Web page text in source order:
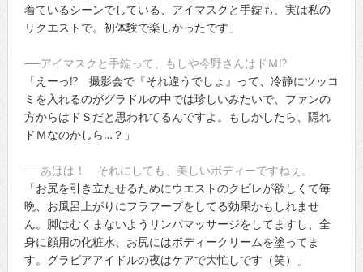
着ているシーンでしている、アイマスクと手錠も、実は私の
リクエストで。初体験で楽しかったです」
──アイマスクと手錠って、もしや今野さんはドＭ!?
「えーっ!? 撮影会で『それ違うでしょ』って、冷静にツッコ
ミを入れるのがグラドルの中では珍しいみたいで、ファンの
方からはドＳだと思われてるんですよ。もしかしたら、隠れ
ドＭなのかしら…？」
──あはは！ それにしても、美しいボディーですねぇ。
「お尻を引き立たせるためにウエストのクビレが欲しくて毎
晩、お風呂上がりにフラフープをしてる効果かもしれませ
ん。脚はむくまないようリンパマッサージをしてますし、全
身に顔用の化粧水、お尻にはボディークリームを塗ってま
す。グラビアアイドルの夜はケアで大忙しです（笑）」